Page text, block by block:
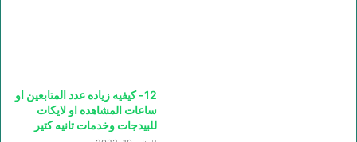
12- كيفيه زياده عدد المتابعين او
ساعات المشاهده او لايكات
للبيدجات وخدمات تانيه كتير